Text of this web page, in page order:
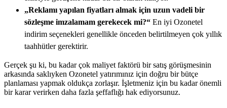
„Reklamı yapılan fiyatları almak için uzun vadeli bir
sözleşme imzalamam gerekecek mi?“ En iyi Ozonetel
indirim seçenekleri genellikle önceden belirtilmeyen çok yıllık
taahhütler gerektirir.
Gerçek şu ki, bu kadar çok maliyet faktörü bir satış görüşmesinin
arkasında saklıyken Ozonetel yatırımınız için doğru bir bütçe
planlaması yapmak oldukça zorlaşır. İşletmeniz için bu kadar önemli
bir karar verirken daha fazla şeffaflığı hak ediyorsunuz.